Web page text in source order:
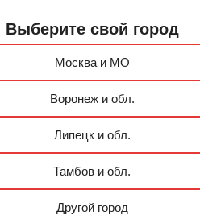
Выберите свой город
Москва и МО
Воронеж и обл.
Липецк и обл.
Тамбов и обл.
Другой город